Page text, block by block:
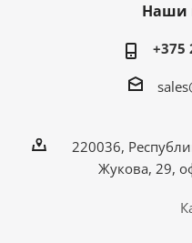
Наши
+375
220036,
Жукова, 29,